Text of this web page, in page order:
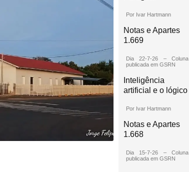
Por Ivar Hartmann
Notas e Apartes
1.669
Dia 22-7-26 – Coluna
publicada em GSRN
Inteligência
artificial e o lógico
Por Ivar Hartmann
Notas e Apartes
1.668
Dia 15-7-26 – Coluna
publicada em GSRN